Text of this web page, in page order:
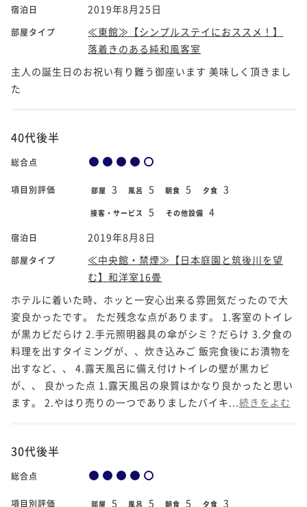
宿泊日 2019年8月25日
部屋タイプ
≪東館≫【シンプルステイにおススメ！】
落着きのある純和風客室
主人の誕生日のお祝い有り難う御座います 美味しく頂きまし
た
40代後半
総合点
項目別評価 部屋 3 風呂 5 朝食 5 夕食 3
接客・サービス 5 その他設備 4
宿泊日 2019年8月8日
部屋タイプ
≪中央館・禁煙≫【日本庭園と筑後川を望
む】和洋室16畳
ホテルに着いた時、ホッと一安心出来る雰囲気だったので大
変良かったです。 ただ残念な点があります。 1.客室のトイレ
が黒カビだらけ 2.手元照明器具の傘がシミ？だらけ 3.夕食の
料理を出すタイミングが、、炊き込みご 飯完食後にお漬物を
出すなど、、 4.露天風呂に備え付けトイレの壁が黒カビ
が、、 良かった点 1.露天風呂の泉質はかなり良かったと思い
ます。 2.やはり売りの一つでありましたバイキ... 続きをよむ
30代後半
総合点
項目別評価 部屋 5 風呂 5 朝食 5 夕食 3